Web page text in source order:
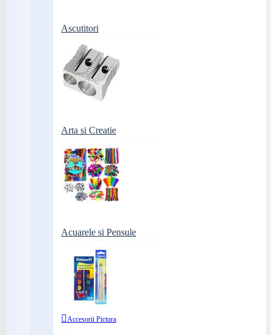
Ascutitori
Arta si Creatie
Acuarele si Pensule
Accesorii Pictura